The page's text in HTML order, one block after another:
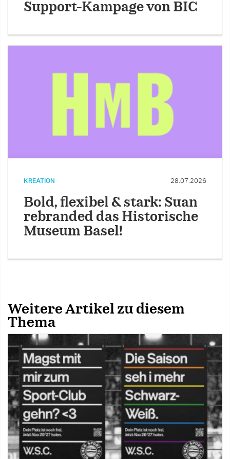
Support-Kampage von BIC
KREATION 28.07.2026
Bold, flexibel & stark: Suan
rebranded das Historische
Museum Basel!
Weitere Artikel zu diesem
Thema